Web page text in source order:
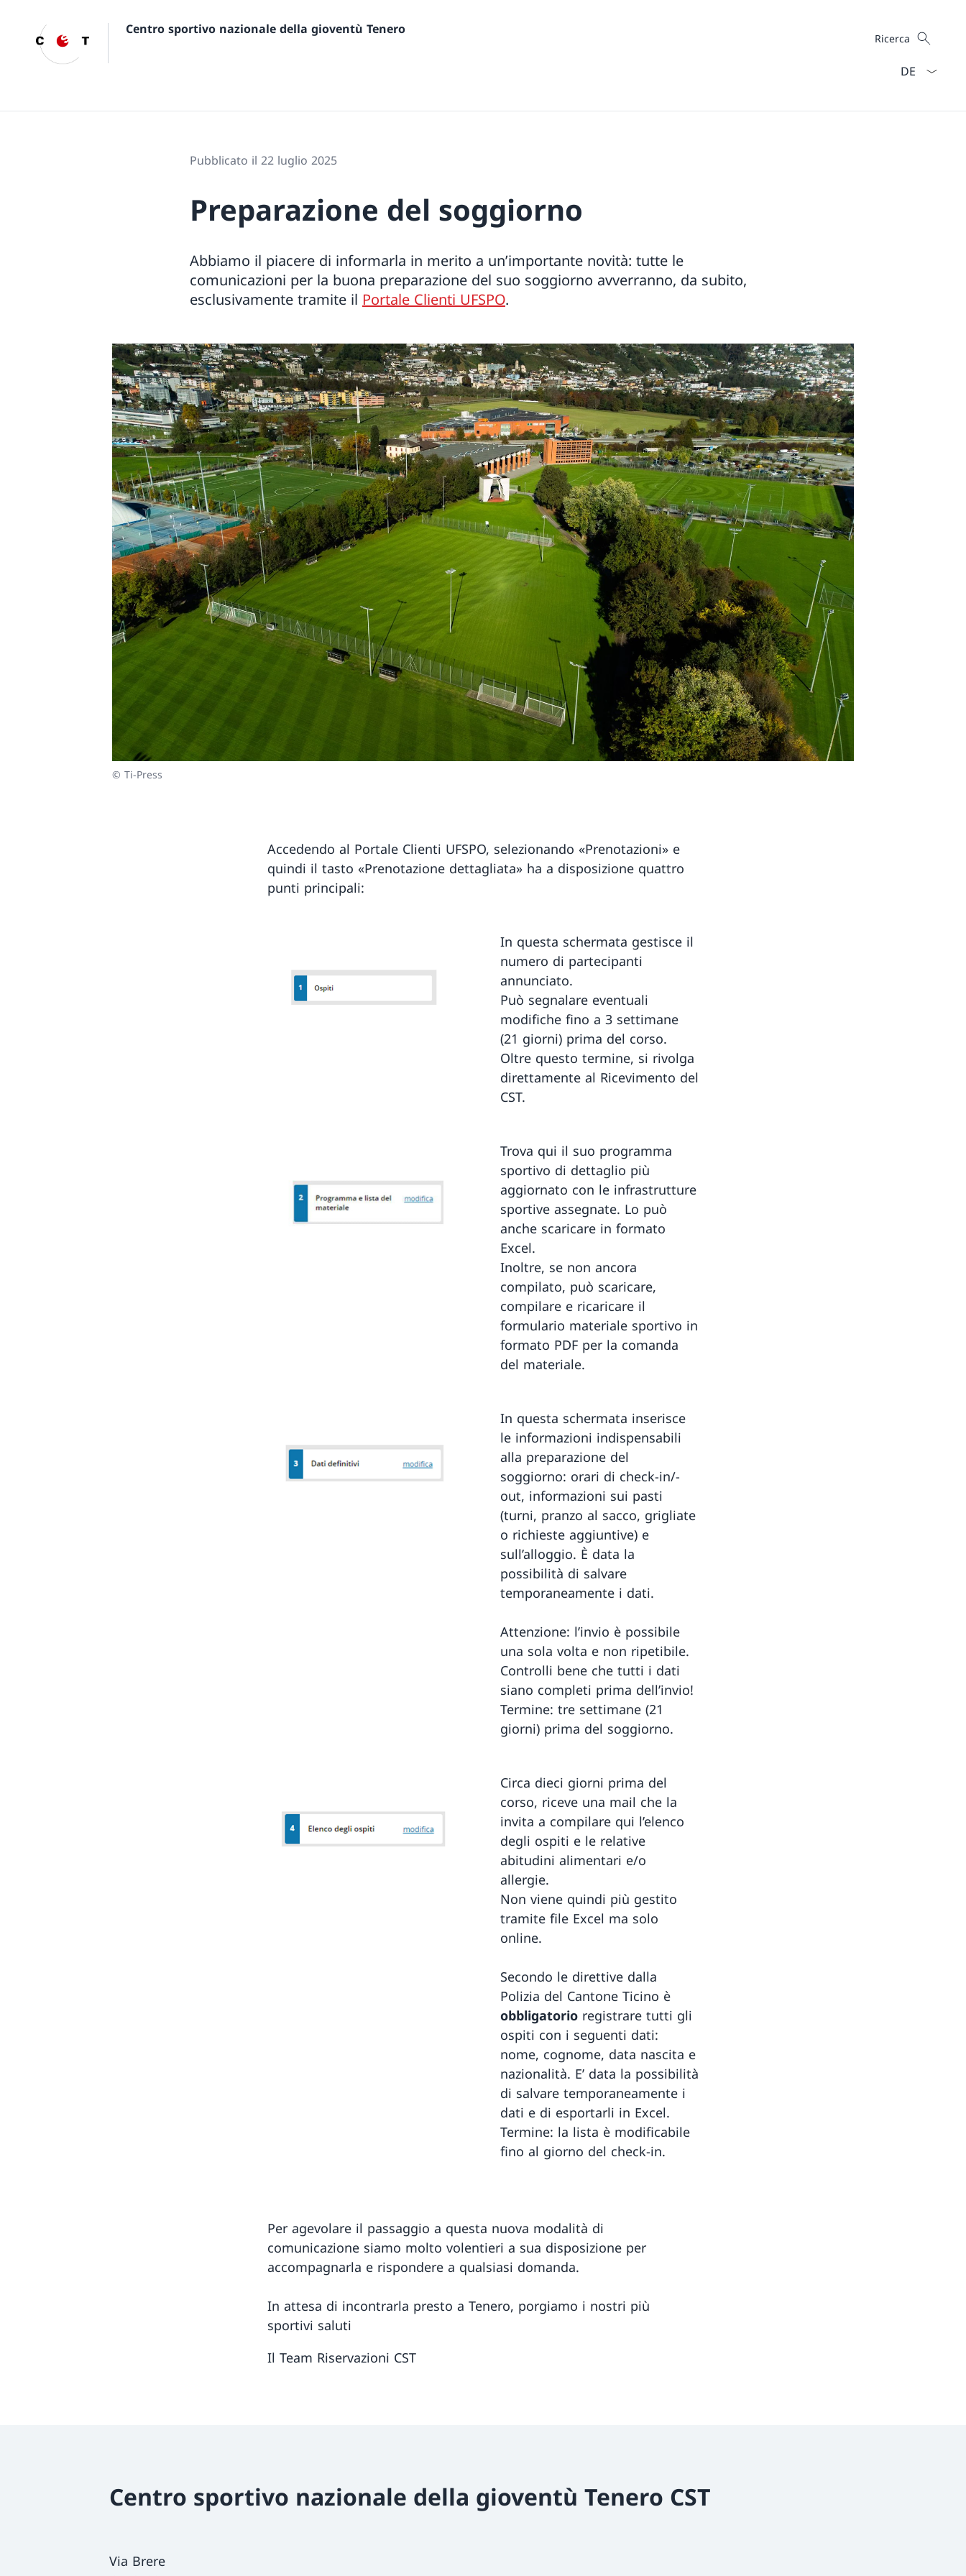
Centro sportivo nazionale della gioventù Tenero Cercare
Ricerca
Pubblicato il 22 luglio 2025
Preparazione del soggiorno
Abbiamo il piacere di informarla in merito a un’importante novità: tutte le
comunicazioni per la buona preparazione del suo soggiorno avverranno, da subito,
esclusivamente tramite il Portale Clienti UFSPO.
© Ti-Press
Accedendo al Portale Clienti UFSPO, selezionando «Prenotazioni» e
quindi il tasto «Prenotazione dettagliata» ha a disposizione quattro
punti principali:
In questa schermata gestisce il
numero di partecipanti
annunciato.
Può segnalare eventuali
modifiche fino a 3 settimane
(21 giorni) prima del corso.
Oltre questo termine, si rivolga
direttamente al Ricevimento del
CST.
Trova qui il suo programma
sportivo di dettaglio più
aggiornato con le infrastrutture
sportive assegnate. Lo può
anche scaricare in formato
Excel.
Inoltre, se non ancora
compilato, può scaricare,
compilare e ricaricare il
formulario materiale sportivo in
formato PDF per la comanda
del materiale.
In questa schermata inserisce
le informazioni indispensabili
alla preparazione del
soggiorno: orari di check-in/-
out, informazioni sui pasti
(turni, pranzo al sacco, grigliate
o richieste aggiuntive) e
sull’alloggio. È data la
possibilità di salvare
temporaneamente i dati.
Attenzione: l’invio è possibile
una sola volta e non ripetibile.
Controlli bene che tutti i dati
siano completi prima dell’invio!
Termine: tre settimane (21
giorni) prima del soggiorno.
Circa dieci giorni prima del
corso, riceve una mail che la
invita a compilare qui l’elenco
degli ospiti e le relative
abitudini alimentari e/o
allergie.
Non viene quindi più gestito
tramite file Excel ma solo
online.
Secondo le direttive dalla
Polizia del Cantone Ticino è
obbligatorio registrare tutti gli
ospiti con i seguenti dati:
nome, cognome, data nascita e
nazionalità. E’ data la possibilità
di salvare temporaneamente i
dati e di esportarli in Excel.
Termine: la lista è modificabile
fino al giorno del check-in.
Per agevolare il passaggio a questa nuova modalità di
comunicazione siamo molto volentieri a sua disposizione per
accompagnarla e rispondere a qualsiasi domanda.
In attesa di incontrarla presto a Tenero, porgiamo i nostri più
sportivi saluti
Il Team Riservazioni CST
Centro sportivo nazionale della gioventù Tenero CST
Via Brere